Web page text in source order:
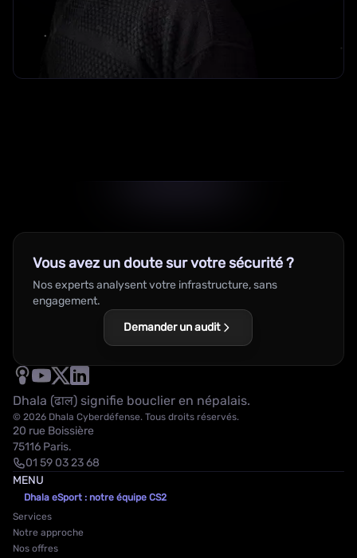
Vous avez un doute sur votre sécurité ?
Nos experts analysent votre infrastructure, sans
engagement.
Demander un audit
Dhala (ढाल) signifie bouclier en népalais.
© 2026 Dhala Cyberdéfense. Tous droits réservés.
20 rue Boissière
75116 Paris.
01 59 03 23 68
MENU
Dhala eSport : notre équipe CS2
Services
Notre approche
Nos offres